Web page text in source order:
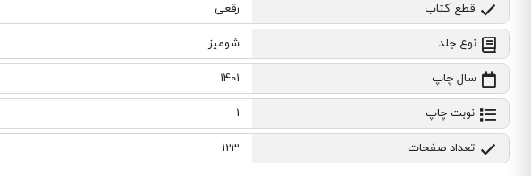
قطع کتاب رقعی
نوع جلد شومیز
سال چاپ 1401
نوبت چاپ 1
تعداد صفحات 123